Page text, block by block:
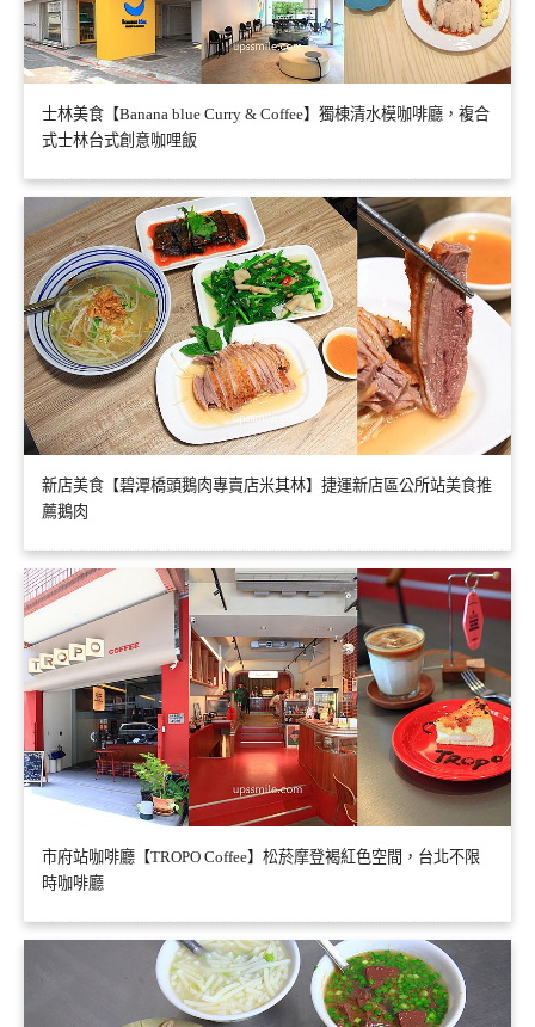
士林美食【Banana blue Curry & Coffee】獨棟清水模咖啡廳，複合
式士林台式創意咖哩飯
新店美食【碧潭橋頭鵝肉專賣店米其林】捷運新店區公所站美食推
薦鵝肉
市府站咖啡廳【TROPO Coffee】松菸摩登褐紅色空間，台北不限
時咖啡廳